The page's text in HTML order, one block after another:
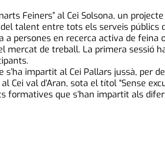
Feiners” al Cei Solsona, un
talent entre tots els serveis públics
a persones en recerca activa de
mercat de treball. La primera sessió
impartit al Cei Pallars jussà, per
Cei val d’Aran, sota el títol “Sense
formatives que s’han impartit als